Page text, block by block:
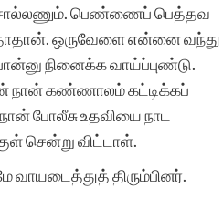
சொல்லணும். பெண்ணைப் பெத்தவ
ஒருவேளை என்னை வந்து
நினைக்க வாய்ப்புண்டு.
நான் கண்ணாலம் கட்டிக்கப்
போலீசு உதவியை நாட
சென்று விட்டாள்.
திரும்பினர்.